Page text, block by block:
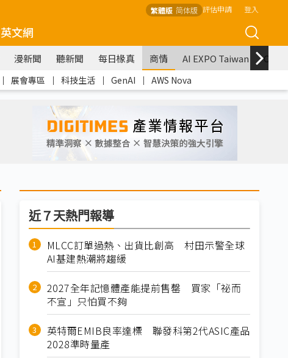
繁體版 简体版 評估申請 登入
英文網
漫新聞 聽新聞 每日椽真 商情 AI EXPO Taiwan
｜ 展會專區 ｜ 科技生活 ｜ GenAI ｜ AWS Nova
近７天熱門報導
MLCC訂單過熱、出貨比創高 村田示警全球
AI基建熱潮將趨緩
2027全年記憶體產能提前售罄 買家「祕而
不宣」只怕買不夠
英特爾EMIB良率達標 聯發科第2代ASIC產品
2028準時量產